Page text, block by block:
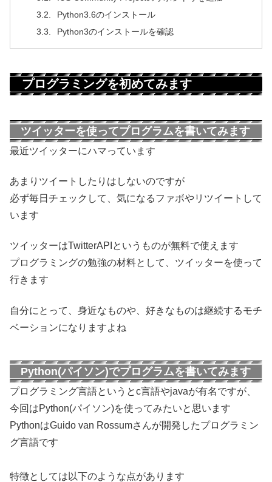
Python3.6のインストール
Python3のインストールを確認
プログラミングを初めてみます
ツイッターを使ってプログラムを書いてみます
最近ツイッターにハマっています
あまりツイートしたりはしないのですが
必ず毎日チェックして、気になるファボやリツイートして
います
ツイッターはTwitterAPIというものが無料で使えます
プログラミングの勉強の材料として、ツイッターを使って
行きます
自分にとって、身近なものや、好きなものは継続するモチ
ベーションになりますよね
Python(パイソン)でプログラムを書いてみます
プログラミング言語というとc言語やjavaが有名ですが、
今回はPython(パイソン)を使ってみたいと思います
PythonはGuido van Rossumさんが開発したプログラミン
グ言語です
特徴としては以下のような点があります